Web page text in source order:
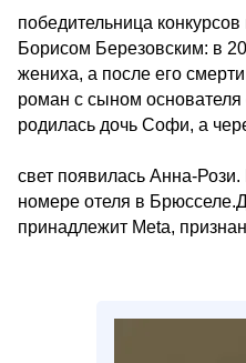
победительница
Борисом Березовским: в
жениха, а после его
роман с сыном
родилась дочь Софи, а
свет появилась Анна-
номере отеля в
принадлежит Meta,